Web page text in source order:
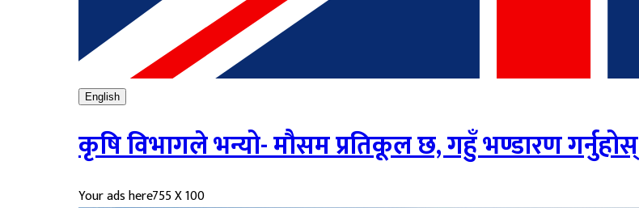
English
कृषि विभागले भन्यो- मौसम प्रतिकूल छ, गहुँ भण्डारण गर्नुहोस्
Your ads here755 X 100